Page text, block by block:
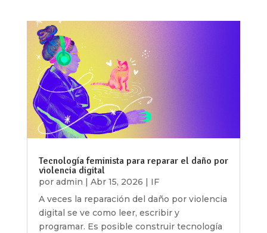
Tecnología feminista para reparar el daño por
violencia digital
por admin | Abr 15, 2026 | IF
A veces la reparación del daño por violencia
digital se ve como leer, escribir y
programar. Es posible construir tecnología